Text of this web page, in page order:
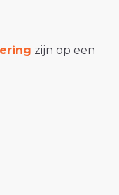
zijn op een